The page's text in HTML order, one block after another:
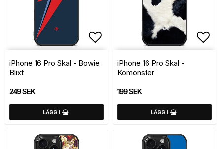
Lägg till i favoritlistan
iPhone 16 Pro Skal - Bowie
Blixt
249 SEK
LÄGG I
iPhone 16 Pro Skal -
Komönster
199 SEK
LÄGG I